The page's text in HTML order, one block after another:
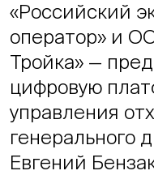
«Российский
оператор» и
Тройка» —
цифровую
управления
генерального
Евгений